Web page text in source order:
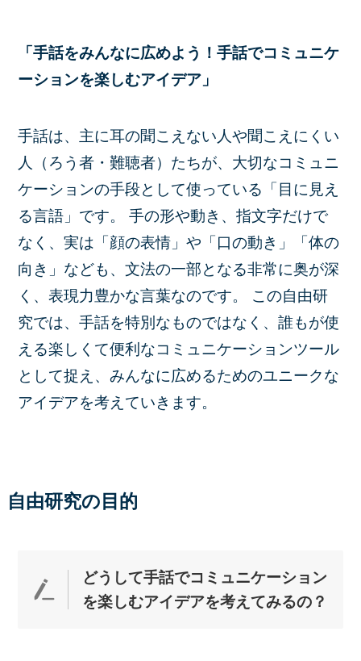
「手話をみんなに広めよう！手話でコミュニケ
ーションを楽しむアイデア」
手話は、主に耳の聞こえない人や聞こえにくい
人（ろう者・難聴者）たちが、大切なコミュニ
ケーションの手段として使っている「目に見え
る言語」です。 手の形や動き、指文字だけで
なく、実は「顔の表情」や「口の動き」「体の
向き」なども、文法の一部となる非常に奥が深
く、表現力豊かな言葉なのです。 この自由研
究では、手話を特別なものではなく、誰もが使
える楽しくて便利なコミュニケーションツール
として捉え、みんなに広めるためのユニークな
アイデアを考えていきます。
自由研究の目的
どうして手話でコミュニケーション
を楽しむアイデアを考えてみるの？